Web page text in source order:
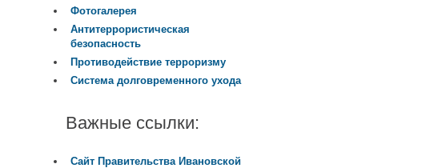
Фотогалерея
Антитеррористическая
безопасность
Противодействие терроризму
Система долговременного ухода
Важные ссылки:
Сайт Правительства Ивановской